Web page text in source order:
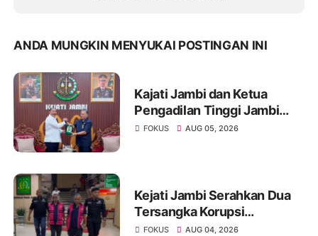
ANDA MUNGKIN MENYUKAI POSTINGAN INI
Kajati Jambi dan Ketua
Pengadilan Tinggi Jambi
Berkomitmen Perkuat
FOKUS AUG 05, 2026
Kejati Jambi Serahkan Dua
Tersangka Korupsi
Pengadaan Tanah Akses
FOKUS AUG 04, 2026